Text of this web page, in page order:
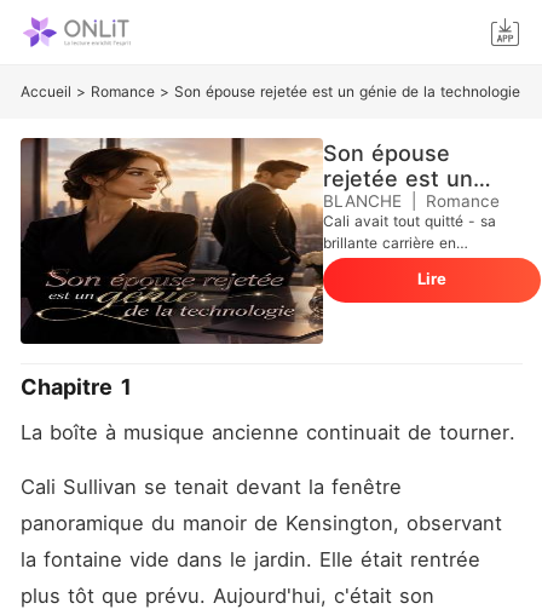
Accueil > Romance > Son épouse rejetée est un génie de la technologie
Son épouse
rejetée est un
génie de la
technologie
BLANCHE Romance
Cali avait tout quitté - sa
brillante carrière en
intelligence artificielle, sa vie
aux États-Unis - pour
s'installer à Londres avec
Halsey. Pendant trois ans,
rentrant plus tôt au manoir,
Halsey n'avait pas
anniversaire. Il avait
emmené leur fille, Lily,
acheter un cadeau de luxe
pour sa maîtresse, Brittaney.
Lire
Chapitre 1
La boîte à musique ancienne continuait de tourner.
Cali Sullivan se tenait devant la fenêtre
panoramique du manoir de Kensington, observant
la fontaine vide dans le jardin. Elle était rentrée
plus tôt que prévu. Aujourd'hui, c'était son